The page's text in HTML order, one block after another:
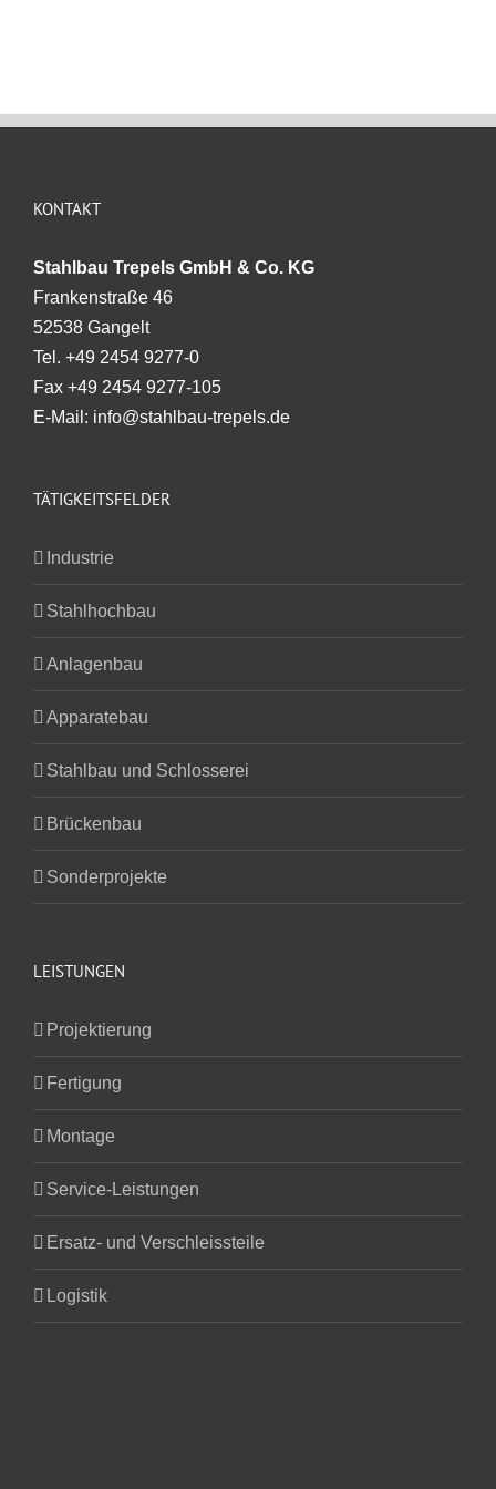
KONTAKT
Stahlbau Trepels GmbH & Co. KG
Frankenstraße 46
52538 Gangelt
Tel. +49 2454 9277-0
Fax +49 2454 9277-105
E-Mail: info@stahlbau-trepels.de
TÄTIGKEITSFELDER
Industrie
Stahlhochbau
Anlagenbau
Apparatebau
Stahlbau und Schlosserei
Brückenbau
Sonderprojekte
LEISTUNGEN
Projektierung
Fertigung
Montage
Service-Leistungen
Ersatz- und Verschleissteile
Logistik